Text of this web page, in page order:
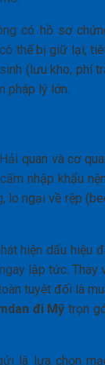
có hồ sơ
thể bị giữ lại,
(lưu kho, phí
pháp lý lớn.
quan và cơ
nhập khẩu
lo ngại về rệp
hiện dấu hiệu
lập tức. Thay
tuyệt đối là
đi Mỹ trọn
là lựa chọn